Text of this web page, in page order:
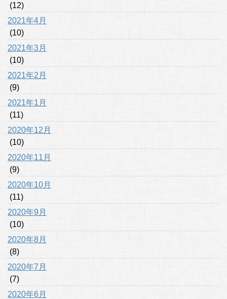
(12)
2021年4月
(10)
2021年3月
(10)
2021年2月
(9)
2021年1月
(11)
2020年12月
(10)
2020年11月
(9)
2020年10月
(11)
2020年9月
(10)
2020年8月
(8)
2020年7月
(7)
2020年6月